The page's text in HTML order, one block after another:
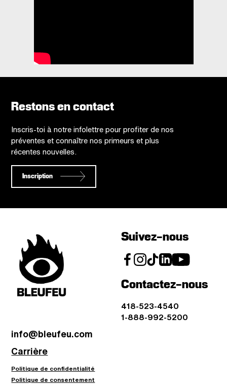
Restons en contact
Inscris-toi à notre infolettre pour profiter de nos
préventes et connaître nos primeurs et plus
récentes nouvelles.
Inscription
Suivez-nous
Contactez-nous
418-523-4540
1-888-992-5200
info@bleufeu.com
Carrière
Politique de confidentialité
Politique de consentement